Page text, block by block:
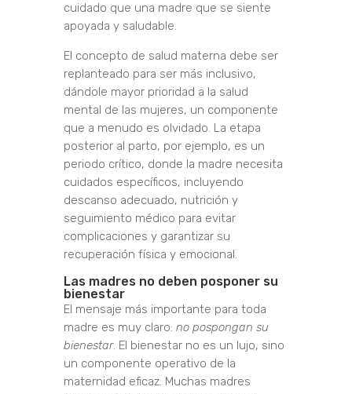
cuidado que una madre que se siente
apoyada y saludable.
El concepto de salud materna debe ser
replanteado para ser más inclusivo,
dándole mayor prioridad a la salud
mental de las mujeres, un componente
que a menudo es olvidado. La etapa
posterior al parto, por ejemplo, es un
periodo crítico, donde la madre necesita
cuidados específicos, incluyendo
descanso adecuado, nutrición y
seguimiento médico para evitar
complicaciones y garantizar su
recuperación física y emocional.
Las madres no deben posponer su
bienestar
El mensaje más importante para toda
madre es muy claro: no pospongan su
bienestar. El bienestar no es un lujo, sino
un componente operativo de la
maternidad eficaz. Muchas madres